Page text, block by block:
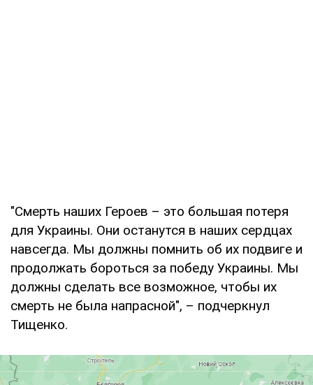
"Смерть наших Героев – это большая потеря
для Украины. Они останутся в наших сердцах
навсегда. Мы должны помнить об их подвиге и
продолжать бороться за победу Украины. Мы
должны сделать все возможное, чтобы их
смерть не была напрасной", – подчеркнул
Тищенко.